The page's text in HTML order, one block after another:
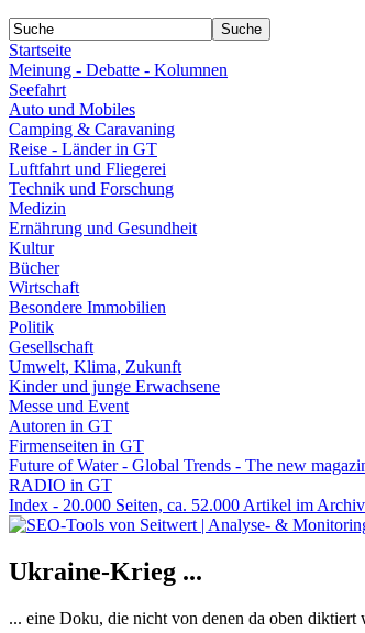
Startseite
Meinung - Debatte - Kolumnen
Seefahrt
Auto und Mobiles
Camping & Caravaning
Reise - Länder in GT
Luftfahrt und Fliegerei
Technik und Forschung
Medizin
Ernährung und Gesundheit
Kultur
Bücher
Wirtschaft
Besondere Immobilien
Politik
Gesellschaft
Umwelt, Klima, Zukunft
Kinder und junge Erwachsene
Messe und Event
Autoren in GT
Firmenseiten in GT
Future of Water - Global Trends - The new
RADIO in GT
Index - 20.000 Seiten, ca. 52.000 Artikel im Archiv
Ukraine-Krieg ...
... eine Doku, die nicht von denen da oben diktiert